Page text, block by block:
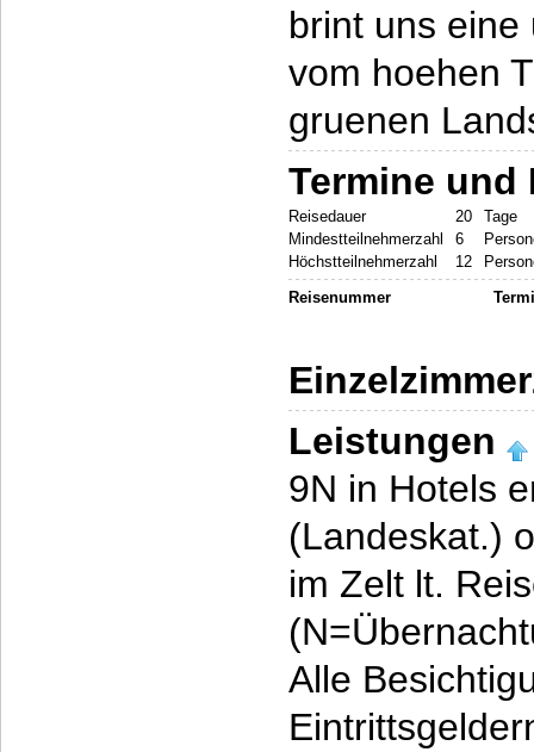
brint uns eine
vom hoehen
gruenen
Termine und
Reisedauer 20
Tage
Mindestteilnehmerzahl
6
Höchstteilnehmerzahl
12
Reisenummer
Leistungen
9N in Hotels
(Landeskat.)
im Zelt lt.
Alle